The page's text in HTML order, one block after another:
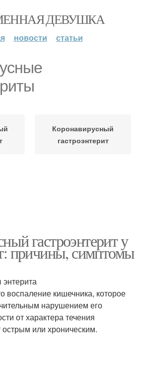
ДЕВУШКА
новости статьи
Коронавирусный
гастроэнтерит
гастроэнтерит у
причины, симптомы
воспаление кишечника, которое
нарушением его
от характера течения
или хроническим.